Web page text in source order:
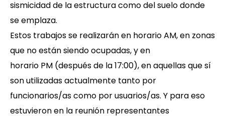
sismicidad de la estructura como del suelo donde
se emplaza.
Estos trabajos se realizarán en horario AM, en zonas
que no están siendo ocupadas, y en
horario PM (después de la 17:00), en aquellas que sí
son utilizadas actualmente tanto por
funcionarios/as como por usuarios/as. Y para eso
estuvieron en la reunión representantes